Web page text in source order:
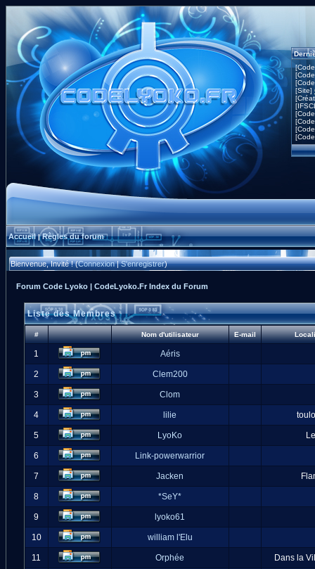
[Site]
Accueil|Règles du forum
Bienvenue, Invité ! (Connexion|S'enregistrer)
Forum Code Lyoko | CodeLyoko.Fr Index du Forum
Liste des Membres
# Nom d'utilisateur E-mail
1 Aéris
2 Clem200
3 Clom
4 lilie
5 LyoKo
6 Link-powerwarrior
7 Jacken
8 *SeY*
9 lyoko61
10 william l'Elu
11 Orphée Dans la